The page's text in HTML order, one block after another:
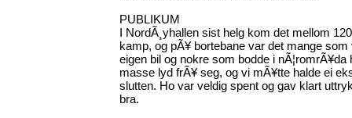
PUBLIKUM
I NordÃ¸yhallen sist helg kom det mellom
kamp, og pÃ¥ bortebane var det mange
eigen bil og nokre som bodde i
masse lyd frÃ¥ seg, og vi mÃ¥tte halde ei
slutten. Ho var veldig spent og gav klart
bra.